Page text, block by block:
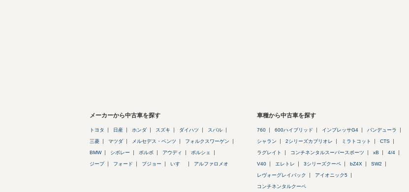
メーカーから中古車を探す
トヨタ 日産 ホンダ スズキ ダイハツ スバル
三菱 マツダ メルセデス・ベンツ フォルクスワーゲン
BMW シボレー ボルボ アウディ ポルシェ
ジープ フォード プジョー いすゞ アルファロメオ
車種から中古車を探す
760 600ハイブリッド インプレッサG4 バンデューラ
シャラン 2シリーズカブリオレ ミラトコット CTS
ラグレイト コンチネンタルスーパースポーツ xB 4/4
V40 エレトレ 3シリーズクーペ bZ4X SW2
レヴォーグレイバック アイオニック5
コンチネンタルクーペ